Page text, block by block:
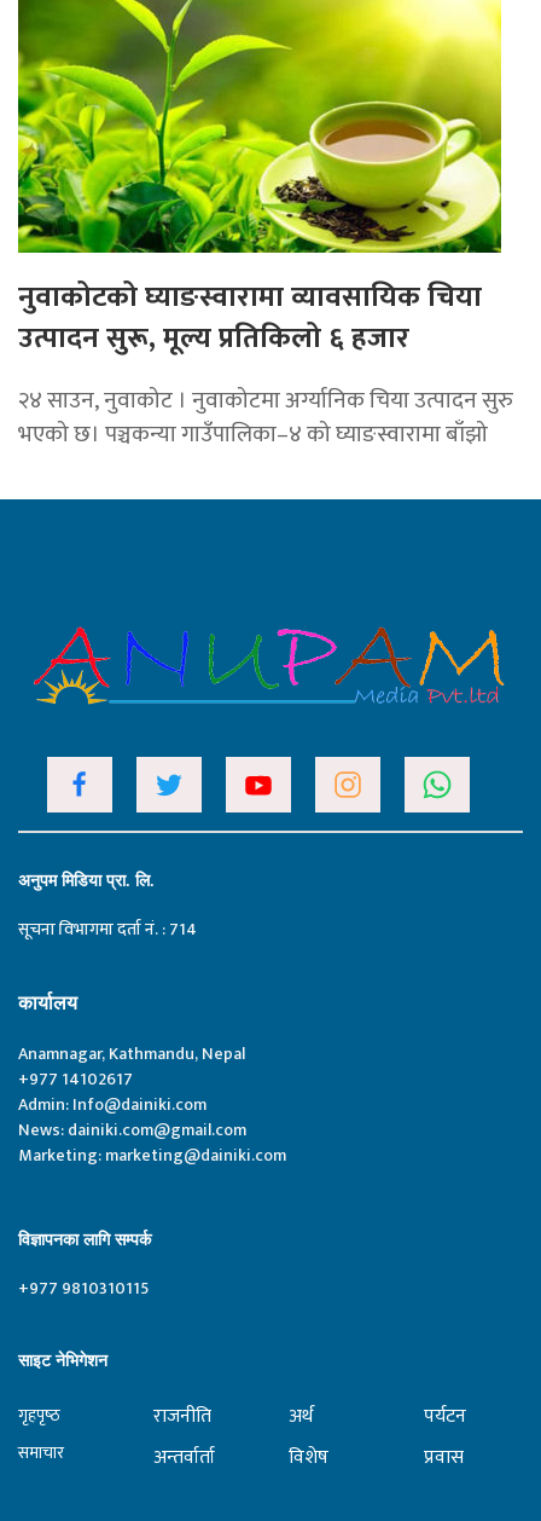
नुवाकोटको घ्याङस्वारामा व्यावसायिक चिया
उत्पादन सुरू, मूल्य प्रतिकिलो ६ हजार
२४ साउन, नुवाकोट । नुवाकोटमा अर्ग्यानिक चिया उत्पादन सुरु
भएको छ। पञ्चकन्या गाउँपालिका–४ को घ्याङस्वारामा बाँझो
अनुपम मिडिया प्रा. लि.
सूचना विभागमा दर्ता नं. : 714
कार्यालय
Anamnagar, Kathmandu, Nepal
+977 14102617
Admin:Info@dainiki.com
News:dainiki.com@gmail.com
Marketing:marketing@dainiki.com
विज्ञापनका लागि सम्पर्क
+977 9810310115
साइट नेभिगेशन
गृहपृष्‍ठ
समाचार
राजनीति
अन्तर्वार्ता
अर्थ
विशेष
पर्यटन
प्रवास